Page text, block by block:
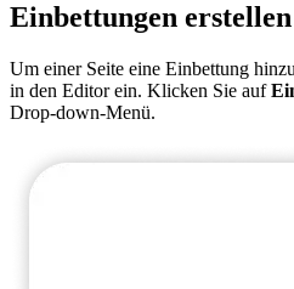
Einbettungen erstellen
Um einer Seite eine Einbettung
in den Editor ein. Klicken Sie auf
Drop-down-Menü.